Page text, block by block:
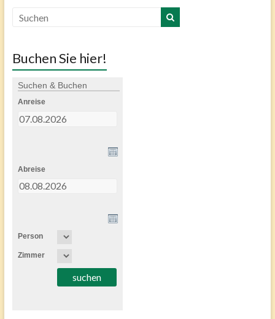
Buchen Sie hier!
Suchen & Buchen
Anreise
Abreise
Person
Zimmer